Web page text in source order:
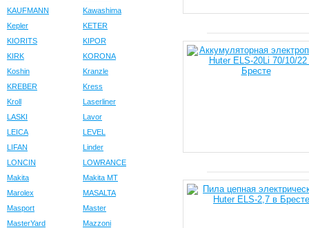
KAUFMANN
Kawashima
Kepler
KETER
KIORITS
KIPOR
KIRK
KORONA
Koshin
Kranzle
KREBER
Kress
Kroll
Laserliner
LASKI
Lavor
LEICA
LEVEL
LIFAN
Linder
LONCIN
LOWRANCE
Makita
Makita MT
Marolex
MASALTA
Masport
Master
MasterYard
Mazzoni